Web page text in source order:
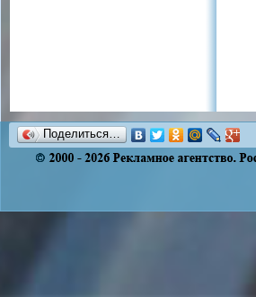
Поделиться…